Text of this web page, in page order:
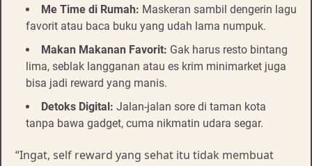
Me Time di Rumah: Maskeran sambil dengerin lagu
favorit atau baca buku yang udah lama numpuk.
Makan Makanan Favorit: Gak harus resto bintang
lima, seblak langganan atau es krim minimarket juga
bisa jadi reward yang manis.
Detoks Digital: Jalan-jalan sore di taman kota
tanpa bawa gadget, cuma nikmatin udara segar.
“Ingat, self reward yang sehat itu tidak membuat